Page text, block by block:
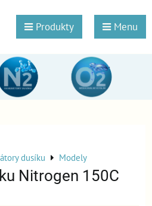
Produkty Menu
dusíku Modely
Nitrogen 150C